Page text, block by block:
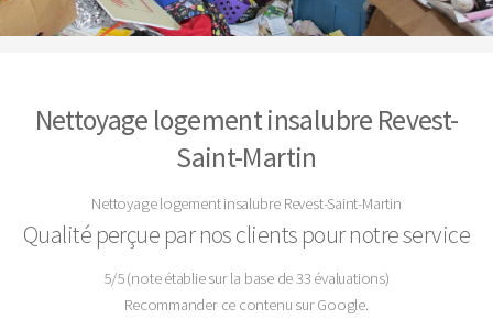
Nettoyage logement insalubre Revest-
Saint-Martin
Nettoyage logement insalubre Revest-Saint-Martin
Qualité perçue par nos clients pour notre service
5/5(note établie sur la base de33 évaluations)
Recommander ce contenu sur Google.